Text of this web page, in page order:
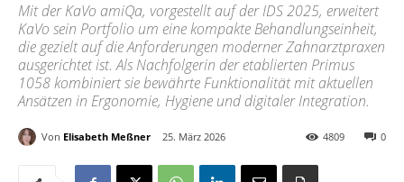
Mit der KaVo amiQa, vorgestellt auf der IDS 2025, erweitert
KaVo sein Portfolio um eine kompakte Behandlungseinheit,
die gezielt auf die Anforderungen moderner Zahnarztpraxen
ausgerichtet ist. Als Nachfolgerin der etablierten Primus
1058 kombiniert sie bewährte Funktionalität mit aktuellen
Ansätzen in Ergonomie, Hygiene und digitaler Integration.
Von Elisabeth Meßner 25. März 2026 0
4809